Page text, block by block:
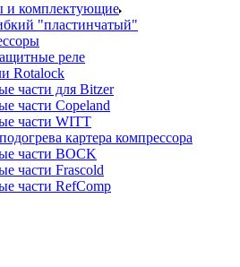
и комплектующие
"пластинчатый"
реле
Rotalock
части для Bitzer
части Copeland
части WITT
картера компрессора
части BOCK
части Frascold
части RefComp